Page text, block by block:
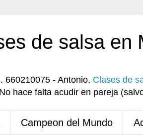
de salsa en
660210075 - Antonio. Clases de
hace falta acudir en pareja
Campeon del Mundo